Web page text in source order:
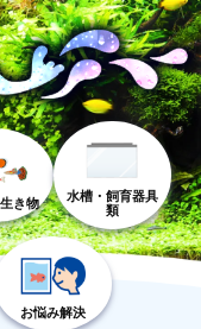
き物
水槽・飼育器具
類
お悩み解決